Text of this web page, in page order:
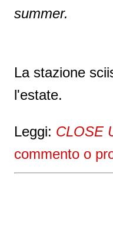
summer.
La stazione
l'estate.
Leggi: CLOSE
commento o